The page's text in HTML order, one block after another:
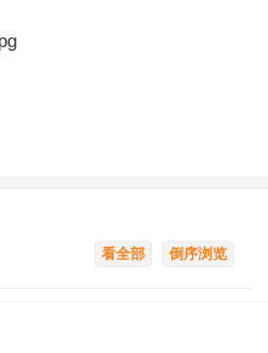
倒序浏览
看全部